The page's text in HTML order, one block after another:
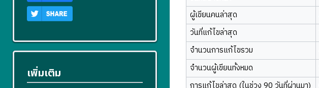
ผู้เขียนคนล่าสุด
วันที่แก้ไขล่าสุด
จำนวนการแก้ไขรวม
จำนวนผู้เขียนทั้งหมด
เพิ่มเติม